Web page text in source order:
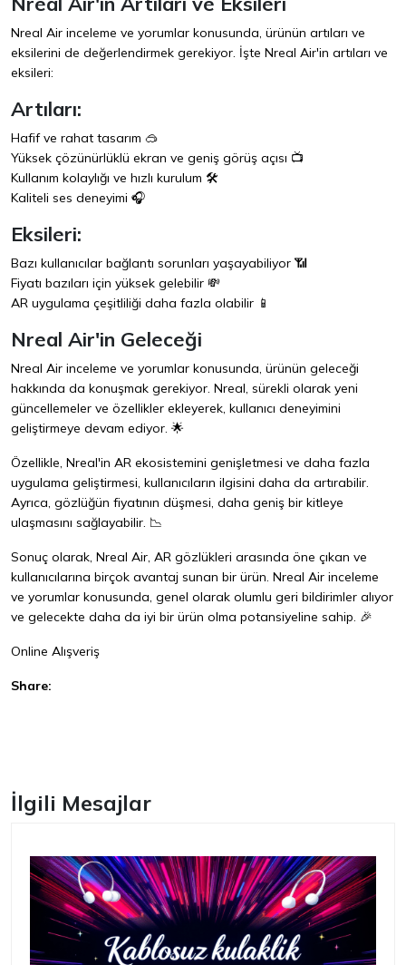
Nreal Air inceleme ve yorumlar konusunda, ürünün artıları ve
eksilerini de değerlendirmek gerekiyor. İşte Nreal Air'in artıları ve
eksileri:
Artıları:
Hafif ve rahat tasarım 🥽
Yüksek çözünürlüklü ekran ve geniş görüş açısı 📺
Kullanım kolaylığı ve hızlı kurulum 🛠️
Kaliteli ses deneyimi 🎧
Eksileri:
Bazı kullanıcılar bağlantı sorunları yaşayabiliyor 📶
Fiyatı bazıları için yüksek gelebilir 💸
AR uygulama çeşitliliği daha fazla olabilir 📱
Nreal Air'in Geleceği
Nreal Air inceleme ve yorumlar konusunda, ürünün geleceği
hakkında da konuşmak gerekiyor. Nreal, sürekli olarak yeni
güncellemeler ve özellikler ekleyerek, kullanıcı deneyimini
geliştirmeye devam ediyor. 🌟
Özellikle, Nreal'in AR ekosistemini genişletmesi ve daha fazla
uygulama geliştirmesi, kullanıcıların ilgisini daha da artırabilir.
Ayrıca, gözlüğün fiyatının düşmesi, daha geniş bir kitleye
ulaşmasını sağlayabilir. 📉
Sonuç olarak, Nreal Air, AR gözlükleri arasında öne çıkan ve
kullanıcılarına birçok avantaj sunan bir ürün. Nreal Air inceleme
ve yorumlar konusunda, genel olarak olumlu geri bildirimler alıyor
ve gelecekte daha da iyi bir ürün olma potansiyeline sahip. 🎉
Online Alışveriş
Share:
İlgili Mesajlar